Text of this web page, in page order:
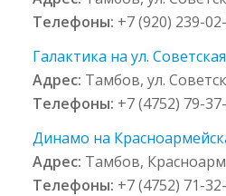
Телефоны: +7 (920) 239-
Галактика на ул.
Адрес: Тамбов, ул.
Телефоны: +7 (4752) 79-
Динамо на
Адрес: Тамбов,
Телефоны: +7 (4752) 71-